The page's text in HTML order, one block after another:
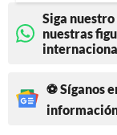
Siga
nuestras
⚽ Síganos